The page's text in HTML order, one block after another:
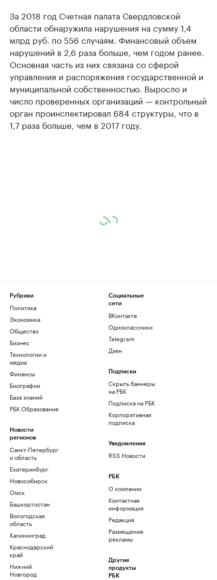
За 2018 год Счетная палата Свердловской
области обнаружила нарушения на сумму 1,4
млрд руб. по 556 случаям. Финансовый объем
нарушений в 2,6 раза больше, чем годом ранее.
Основная часть из них связана со сферой
управления и распоряжения государственной и
муниципальной собственностью. Выросло и
число проверенных организаций — контрольный
орган проинспектировал 684 структуры, что в
1,7 раза больше, чем в 2017 году.
Рубрики
Политика
Экономика
Общество
Бизнес
Технологии и
медиа
Финансы
Биографии
База знаний
РБК Образование
Новости
регионов
Санкт-Петербург
и область
Екатеринбург
Новосибирск
Омск
Башкортостан
Вологодская
область
Калининград
Краснодарский
край
Нижний
Новгород
Социальные
сети
ВКонтакте
Одноклассники
Telegram
Дзен
Подписки
Скрыть баннеры
на РБК
Подписка на РБК
Корпоративная
подписка
Уведомления
RSS Новости
РБК
О компании
Контактная
информация
Редакция
Размещение
рекламы
Другие
продукты
РБК